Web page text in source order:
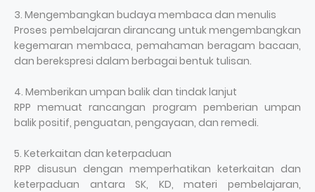
3. Mengembangkan budaya membaca dan menulis
Proses pembelajaran dirancang untuk mengembangkan
kegemaran membaca, pemahaman beragam bacaan,
dan berekspresi dalam berbagai bentuk tulisan.
4. Memberikan umpan balik dan tindak lanjut
RPP memuat rancangan program pemberian umpan
balik positif, penguatan, pengayaan, dan remedi.
5. Keterkaitan dan keterpaduan
RPP disusun dengan memperhatikan keterkaitan dan
keterpaduan antara SK, KD, materi pembelajaran,